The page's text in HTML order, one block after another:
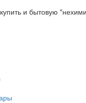
и бытовую